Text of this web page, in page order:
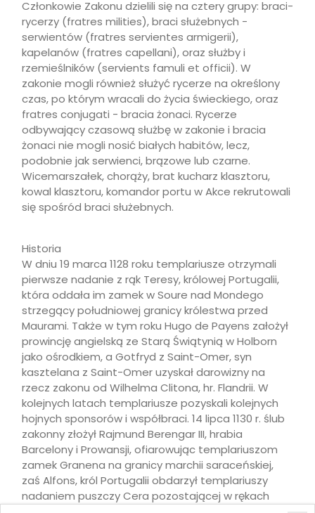
Członkowie Zakonu dzielili się na cztery grupy: braci-
rycerzy (fratres milities), braci służebnych -
serwientów (fratres servientes armigerii),
kapelanów (fratres capellani), oraz służby i
rzemieślników (servients famuli et officii). W
zakonie mogli również służyć rycerze na określony
czas, po którym wracali do życia świeckiego, oraz
fratres conjugati - bracia żonaci. Rycerze
odbywający czasową służbę w zakonie i bracia
żonaci nie mogli nosić białych habitów, lecz,
podobnie jak serwienci, brązowe lub czarne.
Wicemarszałek, chorąży, brat kucharz klasztoru,
kowal klasztoru, komandor portu w Akce rekrutowali
się spośród braci służebnych.
Historia
W dniu 19 marca 1128 roku templariusze otrzymali
pierwsze nadanie z rąk Teresy, królowej Portugalii,
która oddała im zamek w Soure nad Mondego
strzegący południowej granicy królestwa przed
Maurami. Także w tym roku Hugo de Payens założył
prowincję angielską ze Starą Świątynią w Holborn
jako ośrodkiem, a Gotfryd z Saint-Omer, syn
kasztelana z Saint-Omer uzyskał darowizny na
rzecz zakonu od Wilhelma Clitona, hr. Flandrii. W
kolejnych latach templariusze pozyskali kolejnych
hojnych sponsorów i współbraci. 14 lipca 1130 r. ślub
zakonny złożył Rajmund Berengar III, hrabia
Barcelony i Prowansji, ofiarowując templariuszom
zamek Granena na granicy marchii saraceńskiej,
zaś Alfons, król Portugalii obdarzył templariuszy
nadaniem puszczy Cera pozostającej w rękach